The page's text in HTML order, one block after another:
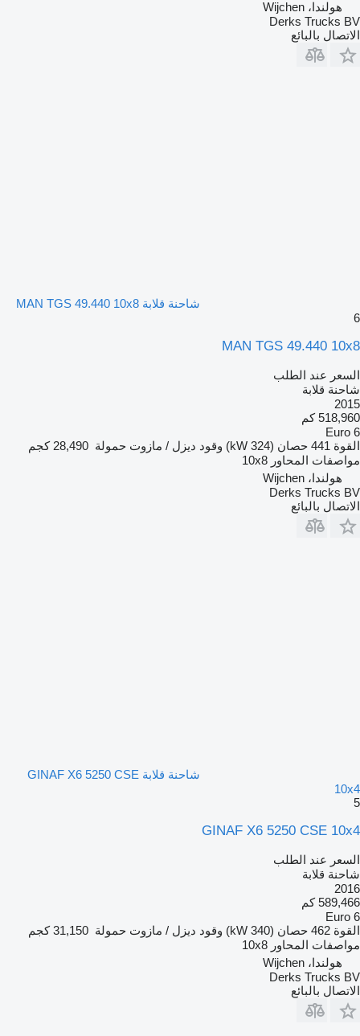
هولندا، Wijchen
Derks Trucks BV
الاتصال بالبائع
شاحنة قلابة MAN TGS 49.440 10x8
6
MAN TGS 49.440 10x8
السعر عند الطلب
شاحنة قلابة
2015
518,960 كم
Euro 6
القوة 441 حصان (324 kW) وقود ديزل / مازوت حمولة 28,490 كجم
مواصفات المحاور 10x8
هولندا، Wijchen
Derks Trucks BV
الاتصال بالبائع
شاحنة قلابة GINAF X6 5250 CSE
10x4
5
GINAF X6 5250 CSE 10x4
السعر عند الطلب
شاحنة قلابة
2016
589,466 كم
Euro 6
القوة 462 حصان (340 kW) وقود ديزل / مازوت حمولة 31,150 كجم
مواصفات المحاور 10x8
هولندا، Wijchen
Derks Trucks BV
الاتصال بالبائع